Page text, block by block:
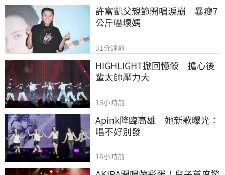
許富凱父親節開唱淚崩　暴瘦7
公斤嚇壞媽
31分鐘前
HIGHLIGHT掀回憶殺　擔心後
輩太帥壓力大
16小時前
Apink降臨高雄　她新歌曝光：
唱不好別發
16小時前